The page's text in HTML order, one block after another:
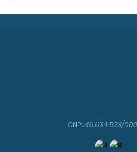
CNPJ46.634.523/